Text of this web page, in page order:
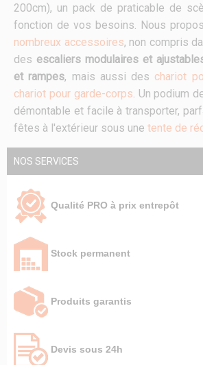
200cm), un pack de praticable de
fonction de vos besoins. Nous
nombreux accessoires, non compris
des escaliers modulaires et
et rampes, mais aussi des chariot
chariot pour garde-corps. Un podium
démontable et facile à transporter,
fêtes à l'extérieur sous une tente de
NOS SERVICES
Qualité PRO à prix entrepôt
Stock permanent
Produits garantis
Devis sous 24h